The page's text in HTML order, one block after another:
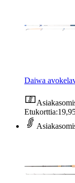
Daiwa
Etukorttia: